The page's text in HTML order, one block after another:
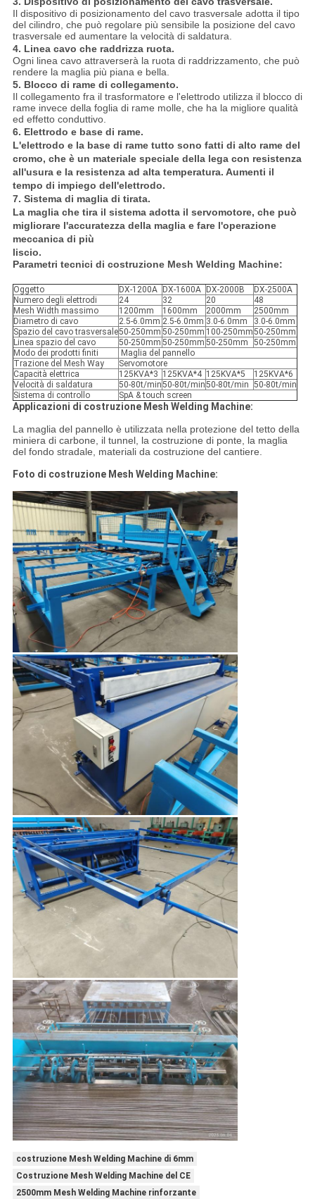
Il dispositivo di posizionamento del cavo trasversale adotta il tipo
del cilindro, che può regolare più sensibile la posizione del cavo
trasversale ed aumentare la velocità di saldatura.
4. Linea cavo che raddrizza ruota.
Ogni linea cavo attraverserà la ruota di raddrizzamento, che può
rendere la maglia più piana e bella.
5. Blocco di rame di collegamento.
Il collegamento fra il trasformatore e l'elettrodo utilizza il blocco di
rame invece della foglia di rame molle, che ha la migliore qualità
ed effetto conduttivo.
6. Elettrodo e base di rame.
L'elettrodo e la base di rame tutto sono fatti di alto rame del
cromo, che è un materiale speciale della lega con resistenza
all'usura e la resistenza ad alta temperatura. Aumenti il
tempo di impiego dell'elettrodo.
7. Sistema di maglia di tirata.
La maglia che tira il sistema adotta il servomotore, che può
migliorare l'accuratezza della maglia e fare l'operazione
meccanica di più
liscio.
Parametri tecnici di costruzione Mesh Welding Machine:
Oggetto DX-1200A DX-1600A DX-2000B
DX-2500A
Numero degli elettrodi
24 32 20
48
Mesh Width massimo
1200mm 1600mm 2000mm
2500mm
Diametro di cavo
2.5-6.0mm 2.5-6.0mm 3.0-6.0mm
3.0-6.0mm
Spazio del cavo trasversale50-250mm 50-250mm 100-250mm50-250mm
Linea spazio del cavo
50-250mm 50-250mm 50-250mm
50-250mm
Modo dei prodotti finiti
Maglia del pannello
Trazione del Mesh Way
Servomotore
Capacità elettrica
125KVA*3 125KVA*4 125KVA*5
125KVA*6
Velocità di saldatura
50-80t/min50-80t/min50-80t/min 50-80t/min
Sistema di controllo
SpA & touch screen
Applicazioni di costruzione Mesh Welding Machine:
La maglia del pannello è utilizzata nella protezione del tetto della
miniera di carbone, il tunnel, la costruzione di ponte, la maglia
del fondo stradale, materiali da costruzione del cantiere.
Foto di costruzione Mesh Welding Machine:
costruzione Mesh Welding Machine di 6mm
Costruzione Mesh Welding Machine del CE
2500mm Mesh Welding Machine rinforzante